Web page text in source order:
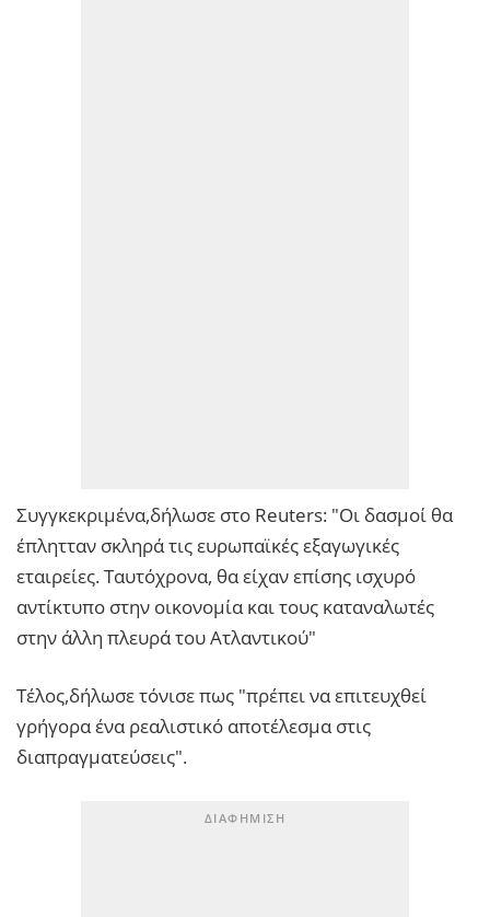
Συγγκεκριμένα,δήλωσε στο Reuters: "Οι δασμοί θα
έπλητταν σκληρά τις ευρωπαϊκές εξαγωγικές
εταιρείες. Ταυτόχρονα, θα είχαν επίσης ισχυρό
αντίκτυπο στην οικονομία και τους καταναλωτές
στην άλλη πλευρά του Ατλαντικού"
Τέλος,δήλωσε τόνισε πως "πρέπει να επιτευχθεί
γρήγορα ένα ρεαλιστικό αποτέλεσμα στις
διαπραγματεύσεις".